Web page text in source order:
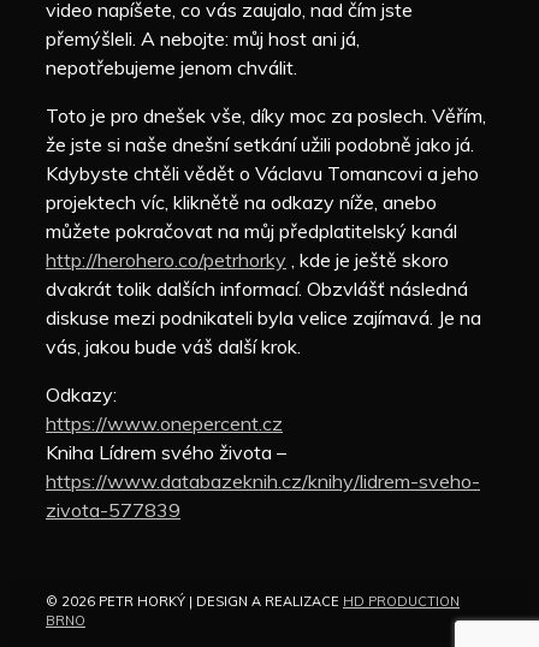
video napíšete, co vás zaujalo, nad čím jste
přemýšleli. A nebojte: můj host ani já,
nepotřebujeme jenom chválit.
Toto je pro dnešek vše, díky moc za poslech. Věřím,
že jste si naše dnešní setkání užili podobně jako já.
Kdybyste chtěli vědět o Václavu Tomancovi a jeho
projektech víc, kliknětě na odkazy níže, anebo
můžete pokračovat na můj předplatitelský kanál
http://herohero.co/petrhorky , kde je ještě skoro
dvakrát tolik dalších informací. Obzvlášť následná
diskuse mezi podnikateli byla velice zajímavá. Je na
vás, jakou bude váš další krok.
Odkazy:
https://www.onepercent.cz
Kniha Lídrem svého života –
https://www.databazeknih.cz/knihy/lidrem-sveho-
zivota-577839
© 2026 PETR HORKÝ | DESIGN A REALIZACE HD PRODUCTION
BRNO